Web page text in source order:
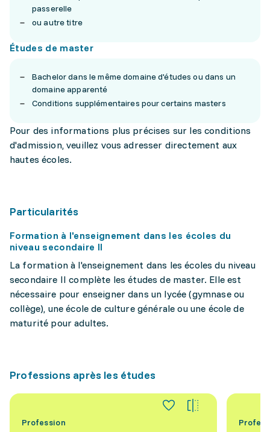
passerelle
ou autre titre
Études de master
Bachelor dans le même domaine d'études ou dans un
domaine apparenté
Conditions supplémentaires pour certains masters
Pour des informations plus précises sur les conditions
d'admission, veuillez vous adresser directement aux
hautes écoles.
Particularités
Formation à l'enseignement dans les écoles du
niveau secondaire II
La formation à l'enseignement dans les écoles du niveau
secondaire II complète les études de master. Elle est
nécessaire pour enseigner dans un lycée (gymnase ou
collège), une école de culture générale ou une école de
maturité pour adultes.
Professions après les études
Profession